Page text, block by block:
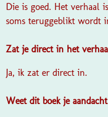
Die is goed. Het verhaal
soms teruggeblikt wordt
Zat je direct in het
Ja, ik zat er direct in.
Weet dit boek je